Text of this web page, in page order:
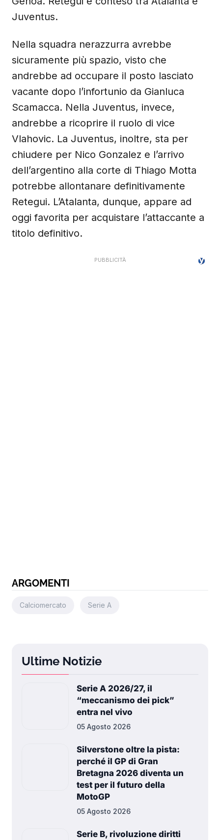
Juventus.
Nella squadra nerazzurra avrebbe
sicuramente più spazio, visto che
andrebbe ad occupare il posto lasciato
vacante dopo l’infortunio da Gianluca
Scamacca. Nella Juventus, invece,
andrebbe a ricoprire il ruolo di vice
Vlahovic. La Juventus, inoltre, sta per
chiudere per Nico Gonzalez e l’arrivo
dell’argentino alla corte di Thiago Motta
potrebbe allontanare definitivamente
Retegui. L’Atalanta, dunque, appare ad
oggi favorita per acquistare l’attaccante a
titolo definitivo.
ARGOMENTI
Calciomercato Serie A
Ultime Notizie
Serie A 2026/27, il
“meccanismo dei pick”
entra nel vivo
05 Agosto 2026
Silverstone oltre la pista:
perché il GP di Gran
Bretagna 2026 diventa un
test per il futuro della
MotoGP
05 Agosto 2026
Serie B, rivoluzione diritti